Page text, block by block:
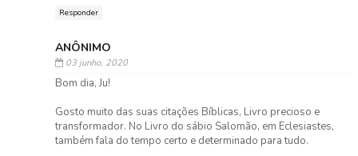
Responder
ANÔNIMO
03 junho, 2020
Bom dia, Ju!
Gosto muito das suas citações Bíblicas, Livro precioso e
transformador. No Livro do sábio Salomão, em Eclesiastes,
também fala do tempo certo e determinado para tudo.